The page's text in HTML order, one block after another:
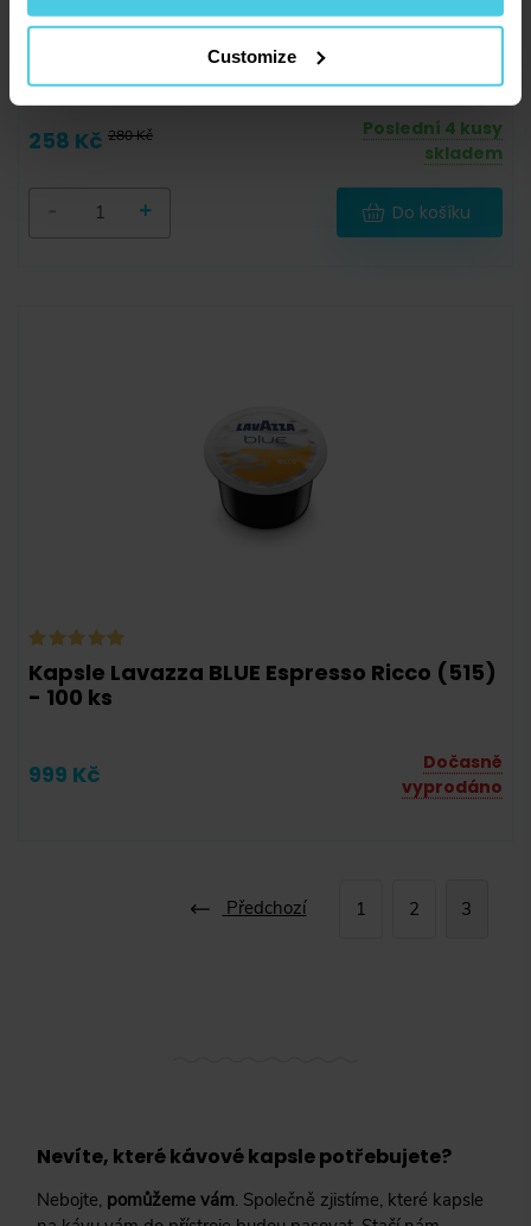
Customize
Kapsle illy HES iperEspresso
DECAFFEINATO (bez kofeinu) - 18 ks
258 Kč 280 Kč
Poslední 4 kusy
skladem
+ Do košíku
Kapsle Lavazza BLUE Espresso Ricco (515)
- 100 ks
999 Kč
Dočasně
vyprodáno
Předchozí 1 2 3
Nevíte, které kávové kapsle potřebujete?
Nebojte, pomůžeme vám. Společně zjistíme, které kapsle